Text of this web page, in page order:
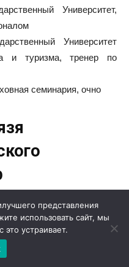
Университет,
Университет
и туризма, тренер по
семинария, очно
представления
использовать сайт, мы
это устраивает.